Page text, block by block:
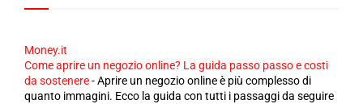
Money.it
Come aprire un negozio online? La guida passo passo e costi
da sostenere-Aprire un negozio online è più complesso di
quanto immagini. Ecco la guida con tutti i passaggi da seguire